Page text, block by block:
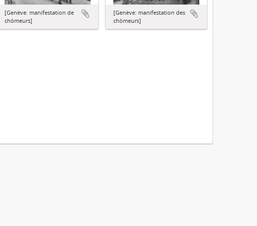
[Genève: manifestation de
chômeurs]
[Genève: manifestation des
chômeurs]